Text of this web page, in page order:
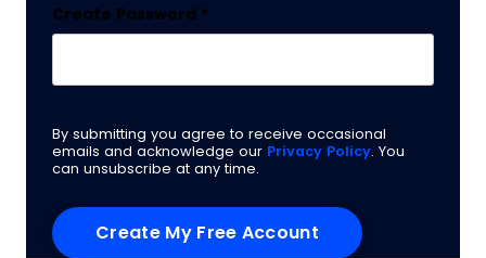
Create Password *
By submitting you agree to receive occasional
emails and acknowledge our Privacy Policy. You
can unsubscribe at any time.